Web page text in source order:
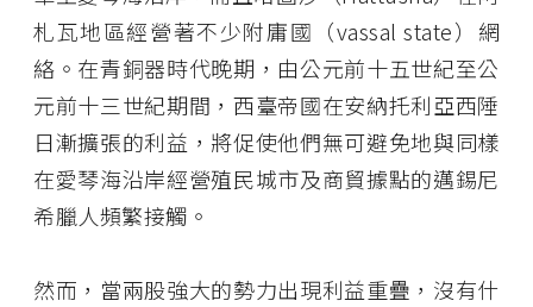
札瓦地區經營著不少附庸國（vassal state）網
絡。在青銅器時代晚期，由公元前十五世紀至公
元前十三世紀期間，西臺帝國在安納托利亞西陲
日漸擴張的利益，將促使他們無可避免地與同樣
在愛琴海沿岸經營殖民城市及商貿據點的邁錫尼
希臘人頻繁接觸。
然而，當兩股強大的勢力出現利益重疊，沒有什